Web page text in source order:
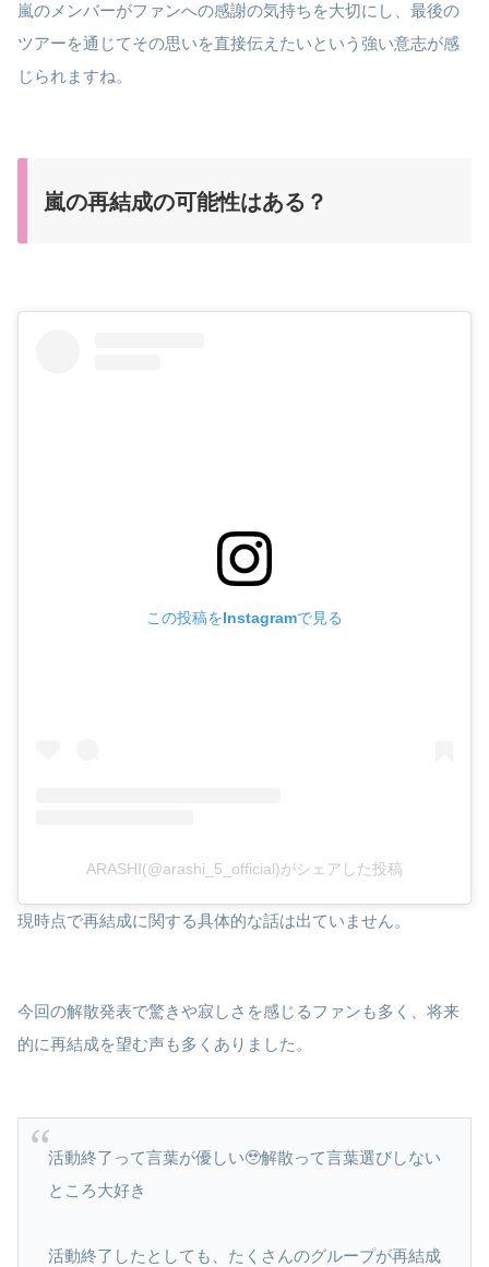
嵐のメンバーがファンへの感謝の気持ちを大切にし、最後の
ツアーを通じてその思いを直接伝えたいという強い意志が感
じられますね。
嵐の再結成の可能性はある？
この投稿をInstagramで見る
ARASHI(@arashi_5_official)がシェアした投稿
現時点で再結成に関する具体的な話は出ていません。
今回の解散発表で驚きや寂しさを感じるファンも多く、将来
的に再結成を望む声も多くありました。
活動終了って言葉が優しい🥹解散って言葉選びしない
ところ大好き
活動終了したとしても、たくさんのグループが再結成